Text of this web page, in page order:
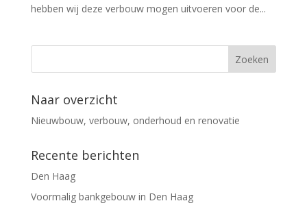
hebben wij deze verbouw mogen uitvoeren voor de...
Naar overzicht
Nieuwbouw, verbouw, onderhoud en renovatie
Recente berichten
Den Haag
Voormalig bankgebouw in Den Haag